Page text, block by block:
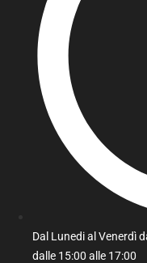
Dal Lunedi al Venerdì
dalle 15:00 alle 17:00